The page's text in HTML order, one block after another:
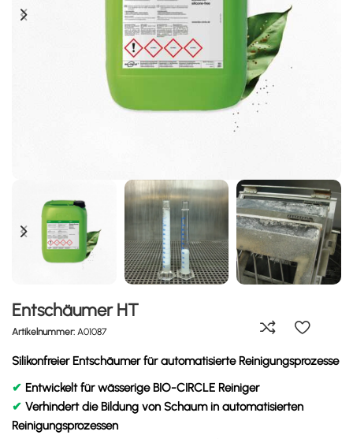
Entschäumer HT
Artikelnummer: A01087
Silikonfreier Entschäumer für automatisierte Reinigungsprozesse
✔ Entwickelt für wässerige BIO-CIRCLE Reiniger
✔ Verhindert die Bildung von Schaum in automatisierten
Reinigungsprozessen